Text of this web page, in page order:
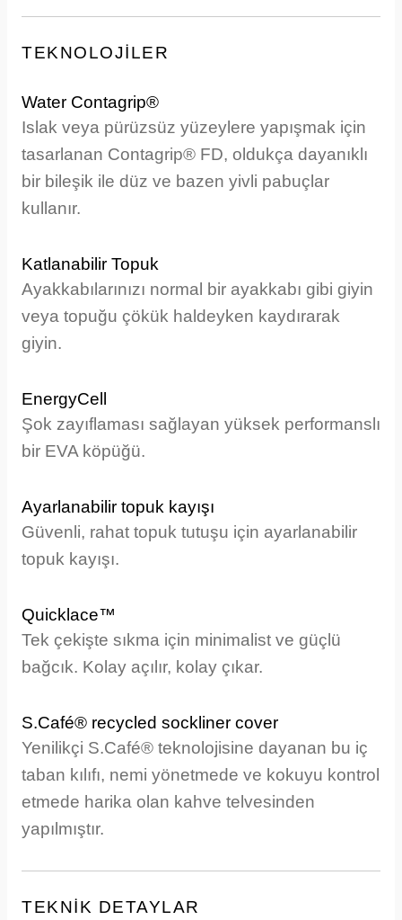
TEKNOLOJİLER
Water Contagrip®
Islak veya pürüzsüz yüzeylere yapışmak için
tasarlanan Contagrip® FD, oldukça dayanıklı
bir bileşik ile düz ve bazen yivli pabuçlar
kullanır.
Katlanabilir Topuk
Ayakkabılarınızı normal bir ayakkabı gibi giyin
veya topuğu çökük haldeyken kaydırarak
giyin.
EnergyCell
Şok zayıflaması sağlayan yüksek performanslı
bir EVA köpüğü.
Ayarlanabilir topuk kayışı
Güvenli, rahat topuk tutuşu için ayarlanabilir
topuk kayışı.
Quicklace™
Tek çekişte sıkma için minimalist ve güçlü
bağcık. Kolay açılır, kolay çıkar.
S.Café® recycled sockliner cover
Yenilikçi S.Café® teknolojisine dayanan bu iç
taban kılıfı, nemi yönetmede ve kokuyu kontrol
etmede harika olan kahve telvesinden
yapılmıştır.
TEKNİK DETAYLAR